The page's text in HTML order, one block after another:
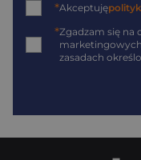
*Akceptuję
*Zgadzam się na
zasadach